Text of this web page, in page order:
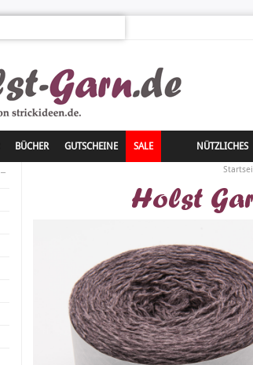
BÜCHER GUTSCHEINE SALE NÜTZLICHES
Holst